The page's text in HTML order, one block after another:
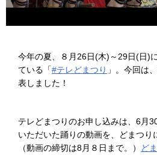
今年の夏、８月26日(木)～29日(日)
ている「#テレどまつり 」。今回は
表しました！
テレどまつりのお申し込みは、6月
いただいた踊りの動画を、どまつり
（動画の締切は8月８日まで。）
ど